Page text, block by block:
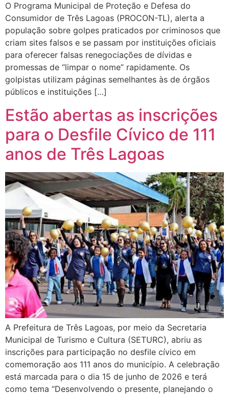
O Programa Municipal de Proteção e Defesa do
Consumidor de Três Lagoas (PROCON-TL), alerta a
população sobre golpes praticados por criminosos que
criam sites falsos e se passam por instituições oficiais
para oferecer falsas renegociações de dívidas e
promessas de “limpar o nome” rapidamente. Os
golpistas utilizam páginas semelhantes às de órgãos
públicos e instituições […]
Estão abertas as inscrições
para o Desfile Cívico de 111
anos de Três Lagoas
A Prefeitura de Três Lagoas, por meio da Secretaria
Municipal de Turismo e Cultura (SETURC), abriu as
inscrições para participação no desfile cívico em
comemoração aos 111 anos do município. A celebração
está marcada para o dia 15 de junho de 2026 e terá
como tema “Desenvolvendo o presente, planejando o